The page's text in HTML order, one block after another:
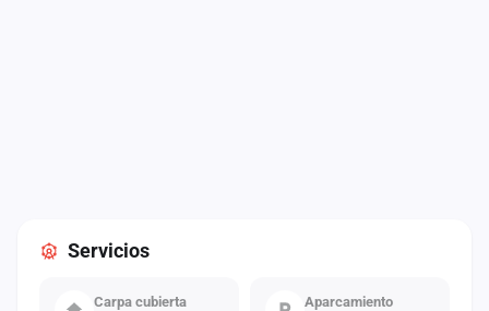
Servicios
Carpa cubierta Aparcamiento